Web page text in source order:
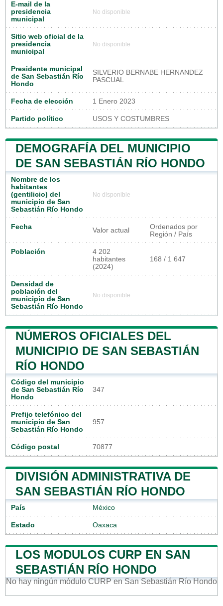
E-mail de la
presidencia
municipal
No disponible
Sitio web oficial de la
presidencia
municipal
No disponible
Presidente municipal
de San Sebastián Río
Hondo
SILVERIO BERNABE HERNANDEZ
PASCUAL
Fecha de elección 1 Enero 2023
Partido político USOS Y COSTUMBRES
DEMOGRAFÍA DEL MUNICIPIO
DE SAN SEBASTIÁN RÍO HONDO
Nombre de los
habitantes
(gentilicio) del
municipio de San
Sebastián Río Hondo
No disponible
Fecha Valor actual
Ordenados por
Región / País
Población
4 202
habitantes
(2024)
168 / 1 647
Densidad de
población del
municipio de San
Sebastián Río Hondo
No disponible
NÚMEROS OFICIALES DEL
MUNICIPIO DE SAN SEBASTIÁN
RÍO HONDO
Código del municipio
de San Sebastián Río
Hondo
347
Prefijo telefónico del
municipio de San
Sebastián Río Hondo
957
Código postal 70877
DIVISIÓN ADMINISTRATIVA DE
SAN SEBASTIÁN RÍO HONDO
País México
Estado Oaxaca
LOS MODULOS CURP EN SAN
SEBASTIÁN RÍO HONDO
No hay ningún módulo CURP en San Sebastián Río Hondo